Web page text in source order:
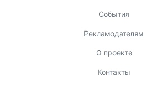
События
Рекламодателям
О проекте
Контакты